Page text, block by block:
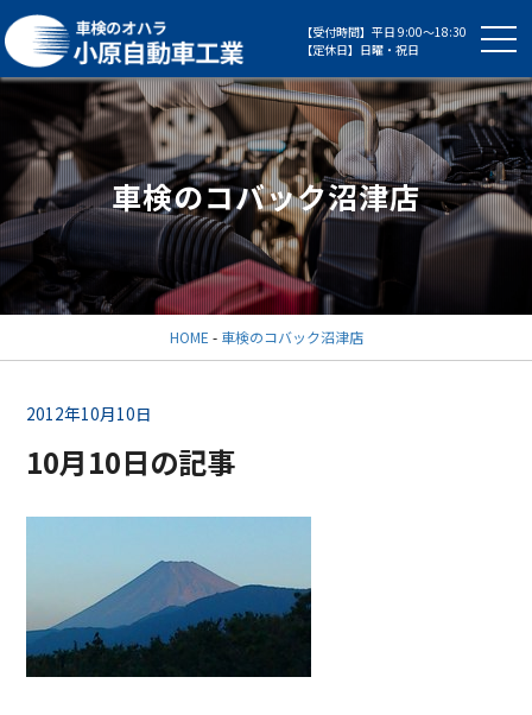
【受付時間】平日 9:00～18:30
【定休日】日曜・祝日
車検のコバック沼津店
HOME - 車検のコバック沼津店
2012年10月10日
10月10日の記事